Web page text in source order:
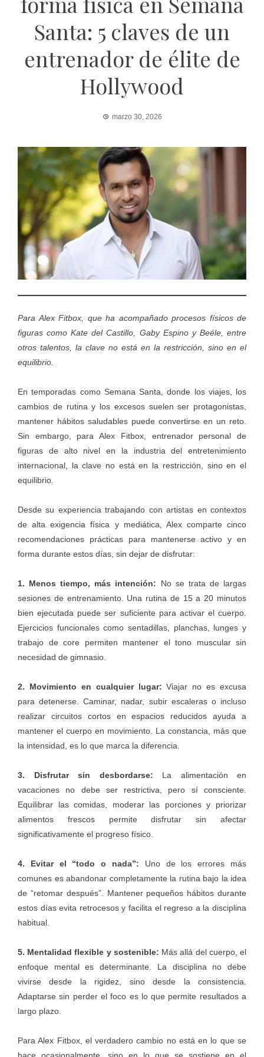
Santa: 5 claves de un
entrenador de élite de
Hollywood
marzo 30, 2026
Para Alex Fitbox, que ha acompañado procesos físicos de
figuras como Kate del Castillo, Gaby Espino y Beéle, entre
otros talentos, la clave no está en la restricción, sino en el
equilibrio.
En temporadas como Semana Santa, donde los viajes, los
cambios de rutina y los excesos suelen ser protagonistas,
mantener hábitos saludables puede convertirse en un reto.
Sin embargo, para Alex Fitbox, entrenador personal de
figuras de alto nivel en la industria del entretenimiento
internacional, la clave no está en la restricción, sino en el
equilibrio.
Desde su experiencia trabajando con artistas en contextos
de alta exigencia física y mediática, Alex comparte cinco
recomendaciones prácticas para mantenerse activo y en
forma durante estos días, sin dejar de disfrutar:
1. Menos tiempo, más intención: No se trata de largas
sesiones de entrenamiento. Una rutina de 15 a 20 minutos
bien ejecutada puede ser suficiente para activar el cuerpo.
Ejercicios funcionales como sentadillas, planchas, lunges y
trabajo de core permiten mantener el tono muscular sin
necesidad de gimnasio.
2. Movimiento en cualquier lugar: Viajar no es excusa
para detenerse. Caminar, nadar, subir escaleras o incluso
realizar circuitos cortos en espacios reducidos ayuda a
mantener el cuerpo en movimiento. La constancia, más que
la intensidad, es lo que marca la diferencia.
3. Disfrutar sin desbordarse: La alimentación en
vacaciones no debe ser restrictiva, pero sí consciente.
Equilibrar las comidas, moderar las porciones y priorizar
alimentos frescos permite disfrutar sin afectar
significativamente el progreso físico.
4. Evitar el “todo o nada”: Uno de los errores más
comunes es abandonar completamente la rutina bajo la idea
de “retomar después”. Mantener pequeños hábitos durante
estos días evita retrocesos y facilita el regreso a la disciplina
habitual.
5. Mentalidad flexible y sostenible: Más allá del cuerpo, el
enfoque mental es determinante. La disciplina no debe
vivirse desde la rigidez, sino desde la consistencia.
Adaptarse sin perder el foco es lo que permite resultados a
largo plazo.
Para Alex Fitbox, el verdadero cambio no está en lo que se